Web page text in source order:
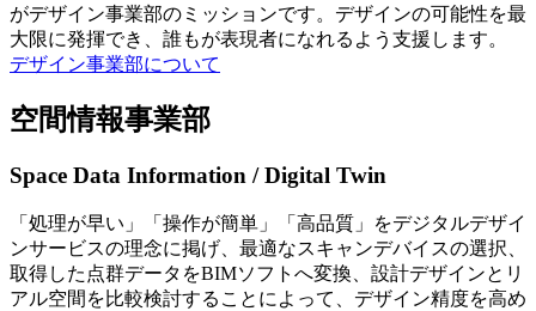
がデザイン事業部のミッションです。デザインの可能性を最
大限に発揮でき、誰もが表現者になれるよう支援します。
デザイン事業部について
空間情報事業部
Space Data Information / Digital Twin
「処理が早い」「操作が簡単」「高品質」をデジタルデザイ
ンサービスの理念に掲げ、最適なスキャンデバイスの選択、
取得した点群データをBIMソフトへ変換、設計デザインとリ
アル空間を比較検討することによって、デザイン精度を高め